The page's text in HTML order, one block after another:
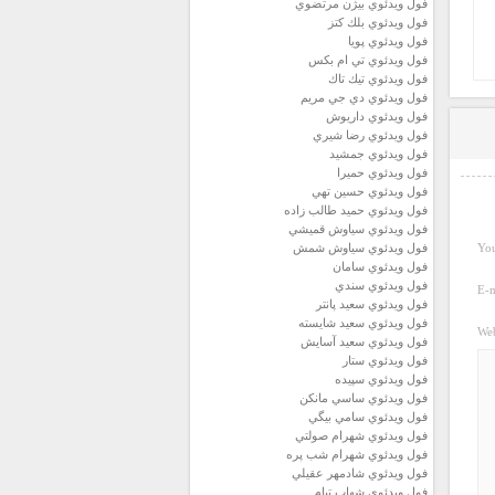
E-
فول ويدئوي بيژن مرتضوي
فول ويدئوي بلك كتز
فول ويدئوي پويا
فول ويدئوي تي ام بكس
فول ويدئوي تيك تاك
فول ويدئوي دي جي مريم
فول ويدئوي داريوش
فول ويدئوي رضا شيري
فول ويدئوي جمشيد
فول ويدئوي حميرا
فول ويدئوي حسين تهي
فول ويدئوي حميد طالب زاده
فول ويدئوي سياوش قميشي
فول ويدئوي سياوش شمش
فول ويدئوي سامان
فول ويدئوي سندي
فول ويدئوي سعيد پانتر
فول ويدئوي سعيد شايسته
فول ويدئوي سعيد آسايش
فول ويدئوي ستار
فول ويدئوي سپيده
فول ويدئوي ساسي مانكن
فول ويدئوي سامي بيگي
فول ويدئوي شهرام صولتي
فول ويدئوي شهرام شب پره
فول ويدئوي شادمهر عقيلي
فول ويدئوي شهاب تيام